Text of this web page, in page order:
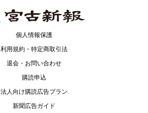
個人情報保護
利用規約・特定商取引法
退会・お問い合わせ
購読申込
法人向け購読広告プラン
新聞広告ガイド